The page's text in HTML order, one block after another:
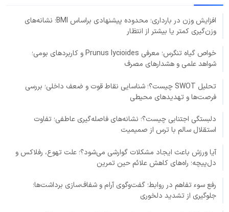
افزایش وزن در بارداری؛ محدوده پیشنهادی براساس BMI؛ نشانه‌های
وزن‌گیری کمتر یا بیشتر از انتظار
خواص گیاه تنگرس؛ معرفی Prunus lycioides و کاربردهای بومی؛
شواهد علمی و هشدارهای مصرف
تحلیل SWOT چیست؟؛ شناسایی نقاط قوت و ضعف داخلی؛ بررسی
فرصت‌ها و تهدیدهای محیطی
دلبستگی اجتنابی چیست؟؛ نشانه‌های فاصله‌گیری عاطفی؛ تفاوت
استقلال سالم با ترس از صمیمیت
آیا ورزش باعث ایجاد مشکلات گوارشی می‌شود؟؛ علت تهوع، رفلاکس و
دل‌پیچه؛ راه‌های کاهش علائم حین تمرین
رفع سوء تفاهم در روابط؛ گفت‌وگوی آرام و شفاف‌سازی برداشت‌ها؛
جلوگیری از تشدید دلخوری